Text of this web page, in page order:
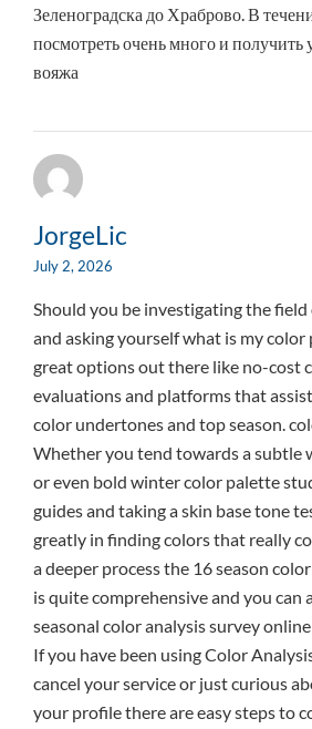
Зеленоградска до Храброво. В
посмотреть очень много и получить
вояжа
JorgeLic
July 2, 2026
Should you be investigating the
and asking yourself what is my
great options out there like no-cost
evaluations and platforms that
color undertones and top season.
Whether you tend towards a subtle
or even bold winter color palette
guides and taking a skin base tone
greatly in finding colors that really
a deeper process the 16 season
is quite comprehensive and you can
seasonal color analysis survey
If you have been using Color
cancel your service or just curious
your profile there are easy steps to